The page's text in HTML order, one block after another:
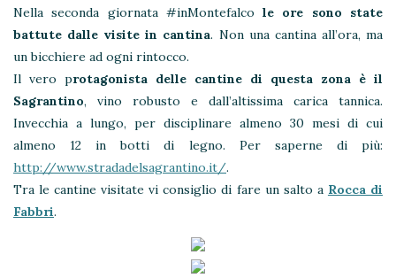
Nella seconda giornata #inMontefalcole ore sono state
battute dalle visite in cantina. Non una cantina all’ora, ma
un bicchiere ad ogni rintocco.
Il vero protagonista delle cantine di questa zona è il
Sagrantino, vino robusto e dall’altissima carica tannica.
Invecchia a lungo, per disciplinare almeno 30 mesi di cui
almeno 12 in botti di legno. Per saperne di più:
http://www.stradadelsagrantino.it/.
Tra le cantine visitate vi consiglio di fare un salto a Rocca di
Fabbri.